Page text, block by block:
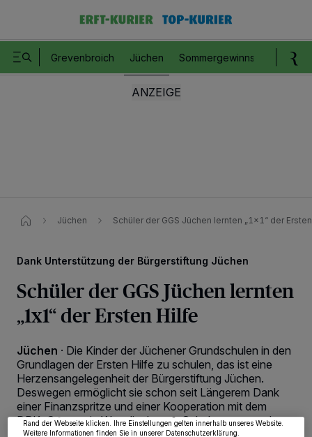
Grevenbroich Jüchen Sommergewinnspiel
Jüchen Schüler der GGS Jüchen lernten „1x1“ der
Dank Unterstützung der Bürgerstiftung Jüchen
Schüler der GGS Jüchen lernten
„1x1“ der Ersten Hilfe
Jüchen · Die Kinder der Jüchener Grundschulen in den
Grundlagen der Ersten Hilfe zu schulen, das ist eine
Herzensangelegenheit der Bürgerstiftung Jüchen.
Deswegen ermöglicht sie schon seit Längerem Dank
einer Finanzspritze und einer Kooperation mit dem
DRK-Ortsverein Wevelinghoven Schulungen, um den
Schülern das „1x1“ der Ersten Hilfe beizubringen.
Wir und unsere218 -Partner speichern und greifen auf personenbezogene Daten
wie Browserdaten oder eindeutige Kennungen auf Ihrem Gerät zu. Durch Auswahl
von OK aktivieren Sie Tracking-Technologien für die unter „Wir und unsere
Partner verarbeiten Daten, um Ihnen Dienste bereitzustellen“ aufgeführten
Zwecke. Wenn Tracker deaktiviert sind, sind manche Inhalte und Anzeigen
möglicherweise nicht mehr so relevant für Sie. Sie können dieses Menü jederzeit
wieder aufrufen, um Ihre Einstellungen zu ändern oder Ihre Einwilligung zu
widerrufen, indem Sie auf den Link Einstellungen oder Ablehnen am unteren
Rand der Webseite klicken. Ihre Einstellungen gelten innerhalb unseres Website.
Weitere Informationen finden Sie in unserer Datenschutzerklärung.